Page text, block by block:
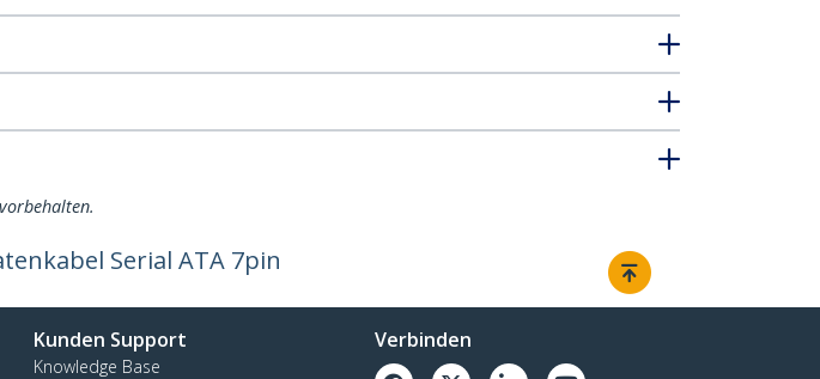
Serial ATA 7pin
Kunden Support
Knowledge Base
Verbinden